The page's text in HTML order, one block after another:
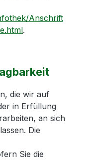
Anschrift
.
die wir auf
in Erfüllung
an sich
Die
Sie die